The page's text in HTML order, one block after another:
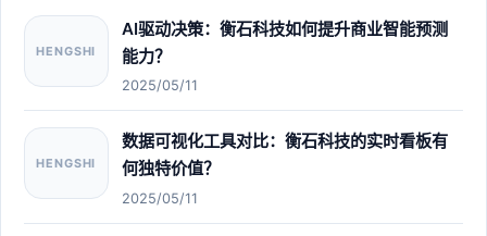
HENGSHI
AI驱动决策：衡石科技如何提升商业智能预测
能力？
2025/05/11
HENGSHI
数据可视化工具对比：衡石科技的实时看板有
何独特价值？
2025/05/11